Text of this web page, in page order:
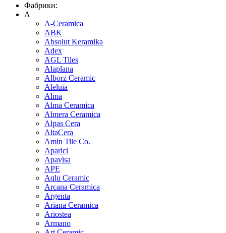
Фабрики:
A
A-Ceramica
ABK
Absolut Keramika
Adex
AGL Tiles
Alaplana
Alborz Ceramic
Aleluia
Alma
Alma Ceramica
Almera Ceramica
Alpas Cera
AltaCera
Amin Tile Co.
Aparici
Apavisa
APE
Aqlu Ceramic
Arcana Ceramica
Argenta
Ariana Ceramica
Ariostea
Armano